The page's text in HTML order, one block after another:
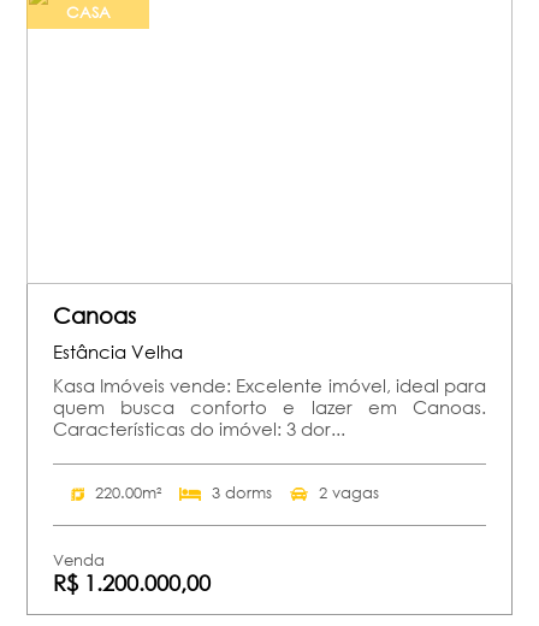
CASA
Canoas
Estância Velha
Kasa Imóveis vende: Excelente imóvel, ideal para
quem busca conforto e lazer em Canoas.
Características do imóvel: 3 dor...
220.00m² 3 dorms 2 vagas
Venda
R$ 1.200.000,00